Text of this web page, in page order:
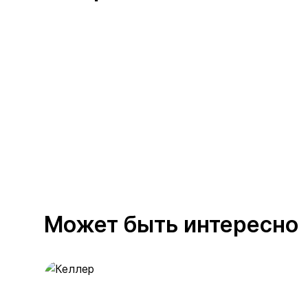
Может быть интересно